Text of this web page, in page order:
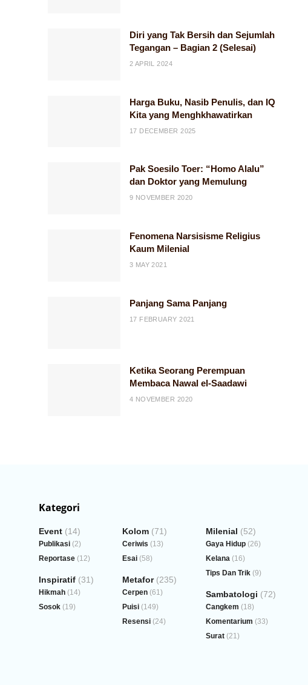
Diri yang Tak Bersih dan Sejumlah
Tegangan – Bagian 2 (Selesai)
2 APRIL 2024
Harga Buku, Nasib Penulis, dan IQ
Kita yang Menghkhawatirkan
17 DECEMBER 2025
Pak Soesilo Toer: “Homo Alalu”
dan Doktor yang Memulung
9 NOVEMBER 2020
Fenomena Narsisisme Religius
Kaum Milenial
3 MAY 2021
Panjang Sama Panjang
17 FEBRUARY 2021
Ketika Seorang Perempuan
Membaca Nawal el-Saadawi
4 NOVEMBER 2020
Kategori
Event(14)
Publikasi(2)
Reportase(12)
Inspiratif(31)
Hikmah(14)
Sosok(19)
Kolom(71)
Ceriwis (13)
Esai(58)
Metafor(235)
Cerpen(61)
Puisi(149)
Resensi(24)
Milenial (52)
Gaya Hidup(26)
Kelana (16)
Tips Dan Trik(9)
Sambatologi (72)
Cangkem (18)
Komentarium (33)
Surat(21)